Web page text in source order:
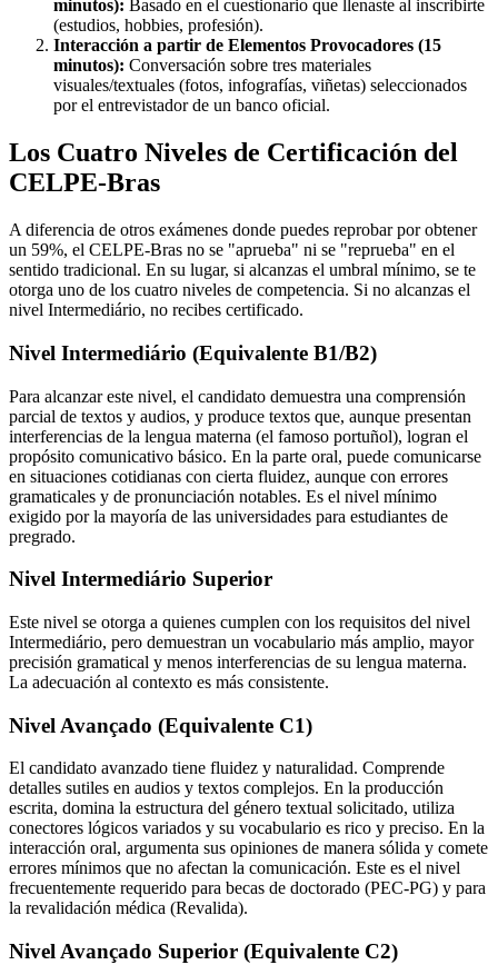
minutos): Basado en el cuestionario que llenaste al inscribirte
(estudios, hobbies, profesión).
Interacción a partir de Elementos Provocadores (15
minutos): Conversación sobre tres materiales
visuales/textuales (fotos, infografías, viñetas) seleccionados
por el entrevistador de un banco oficial.
Los Cuatro Niveles de Certificación del
CELPE-Bras
A diferencia de otros exámenes donde puedes reprobar por obtener
un 59%, el CELPE-Bras no se "aprueba" ni se "reprueba" en el
sentido tradicional. En su lugar, si alcanzas el umbral mínimo, se te
otorga uno de los cuatro niveles de competencia. Si no alcanzas el
nivel Intermediário, no recibes certificado.
Nivel Intermediário (Equivalente B1/B2)
Para alcanzar este nivel, el candidato demuestra una comprensión
parcial de textos y audios, y produce textos que, aunque presentan
interferencias de la lengua materna (el famoso portuñol), logran el
propósito comunicativo básico. En la parte oral, puede comunicarse
en situaciones cotidianas con cierta fluidez, aunque con errores
gramaticales y de pronunciación notables. Es el nivel mínimo
exigido por la mayoría de las universidades para estudiantes de
pregrado.
Nivel Intermediário Superior
Este nivel se otorga a quienes cumplen con los requisitos del nivel
Intermediário, pero demuestran un vocabulario más amplio, mayor
precisión gramatical y menos interferencias de su lengua materna.
La adecuación al contexto es más consistente.
Nivel Avançado (Equivalente C1)
El candidato avanzado tiene fluidez y naturalidad. Comprende
detalles sutiles en audios y textos complejos. En la producción
escrita, domina la estructura del género textual solicitado, utiliza
conectores lógicos variados y su vocabulario es rico y preciso. En la
interacción oral, argumenta sus opiniones de manera sólida y comete
errores mínimos que no afectan la comunicación. Este es el nivel
frecuentemente requerido para becas de doctorado (PEC-PG) y para
la revalidación médica (Revalida).
Nivel Avançado Superior (Equivalente C2)